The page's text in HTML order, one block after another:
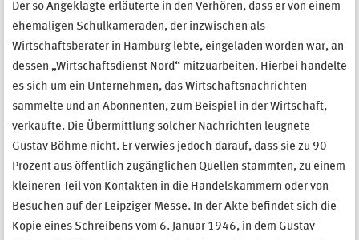
Der so Angeklagte erläuterte in den Verhören, dass er von einem
ehemaligen Schulkameraden, der inzwischen als
Wirtschaftsberater in Hamburg lebte, eingeladen worden war, an
dessen „Wirtschaftsdienst Nord“ mitzuarbeiten. Hierbei handelte
es sich um ein Unternehmen, das Wirtschaftsnachrichten
sammelte und an Abonnenten, zum Beispiel in der Wirtschaft,
verkaufte. Die Übermittlung solcher Nachrichten leugnete
Gustav Böhme nicht. Er verwies jedoch darauf, dass sie zu 90
Prozent aus öffentlich zugänglichen Quellen stammten, zu einem
kleineren Teil von Kontakten in die Handelskammern oder von
Besuchen auf der Leipziger Messe. In der Akte befindet sich die
Kopie eines Schreibens vom 6. Januar 1946, in dem Gustav